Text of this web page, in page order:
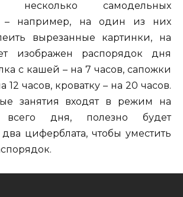
несколько самодельных
– например, на один из них
вырезанные картинки, на
изображен распорядок дня
с кашей – на 7 часов, сапожки
12 часов, кроватку – на 20 часов.
занятия входят в режим на
всего дня, полезно будет
два циферблата, чтобы уместить